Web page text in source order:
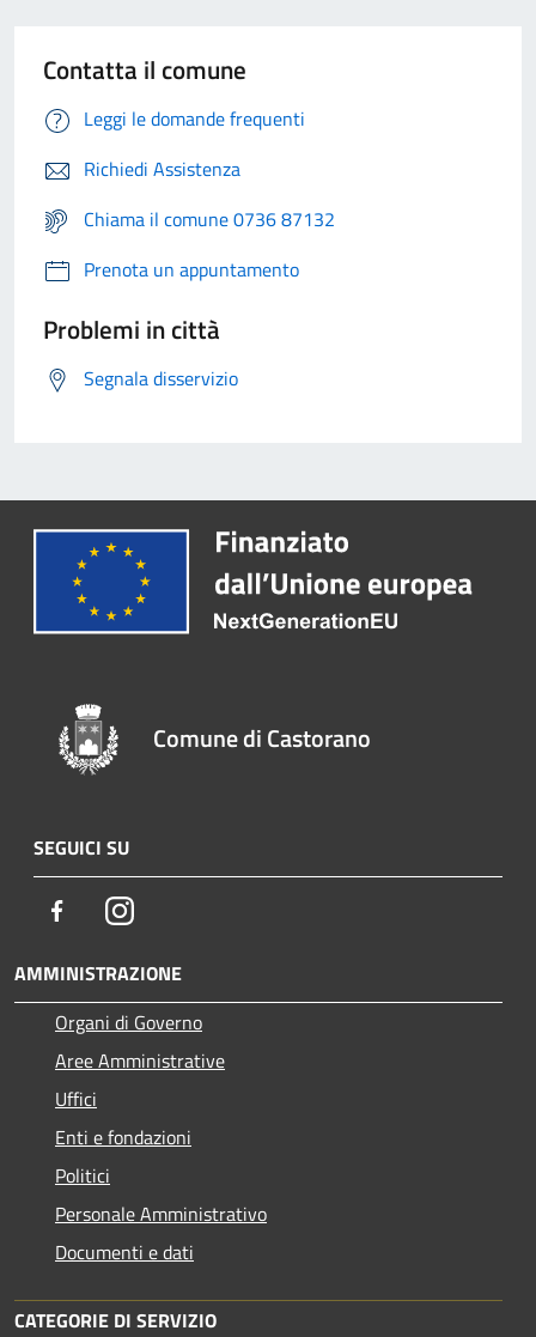
Contatta il comune
Leggi le domande frequenti
Richiedi Assistenza
Chiama il comune 0736 87132
Prenota un appuntamento
Problemi in città
Segnala disservizio
Comune di Castorano
SEGUICI SU
FacebookInstagram
AMMINISTRAZIONE
Organi di Governo
Aree Amministrative
Uffici
Enti e fondazioni
Politici
Personale Amministrativo
Documenti e dati
CATEGORIE DI SERVIZIO